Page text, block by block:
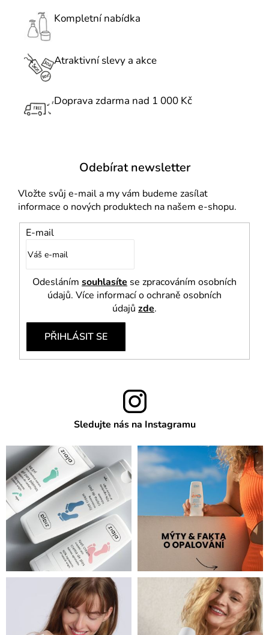
c
r
y
i
s
u
Kompletní nabídka
Atraktivní slevy a akce
Doprava zdarma nad 1 000 Kč
Odebírat newsletter
Vložte svůj e-mail a my vám budeme zasílat
informace o nových produktech na našem e-shopu.
E-mail
Odesláním souhlasíte se zpracováním osobních
údajů. Více informací o ochraně osobních
údajů zde.
PŘIHLÁSIT SE
Sledujte nás na Instagramu